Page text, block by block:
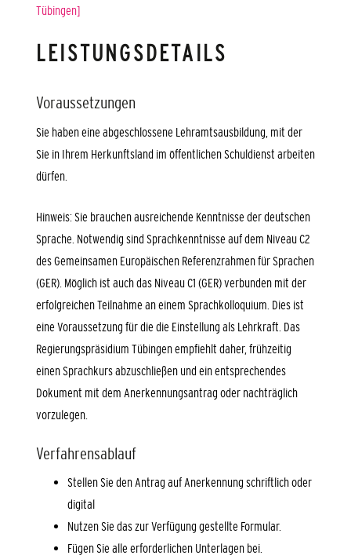
Tübingen]
LEISTUNGSDETAILS
Voraussetzungen
Sie haben eine abgeschlossene Lehramtsausbildung, mit der
Sie in Ihrem Herkunftsland im öffentlichen Schuldienst arbeiten
dürfen.
Hinweis: Sie brauchen ausreichende Kenntnisse der deutschen
Sprache. Notwendig sind Sprachkenntnisse auf dem Niveau C2
des Gemeinsamen Europäischen Referenzrahmen für Sprachen
(GER). Möglich ist auch das Niveau C1 (GER) verbunden mit der
erfolgreichen Teilnahme an einem Sprachkolloquium. Dies ist
eine Voraussetzung für die die Einstellung als Lehrkraft. Das
Regierungspräsidium Tübingen empfiehlt daher, frühzeitig
einen Sprachkurs abzuschließen und ein entsprechendes
Dokument mit dem Anerkennungsantrag oder nachträglich
vorzulegen.
Verfahrensablauf
Stellen Sie den Antrag auf Anerkennung schriftlich oder
digital
Nutzen Sie das zur Verfügung gestellte Formular.
Fügen Sie alle erforderlichen Unterlagen bei.